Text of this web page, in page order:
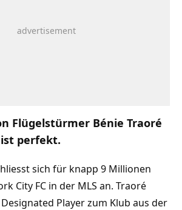
Flügelstürmer Bénie Traoré
ist perfekt.
sich für knapp 9 Millionen
City FC in der MLS an. Traoré
Player zum Klub aus der